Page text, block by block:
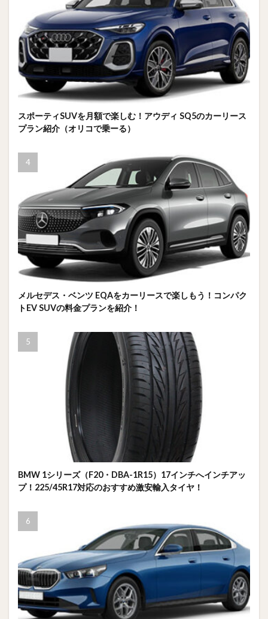
スポーティSUVを月額で楽しむ！アウディ SQ5のカーリース
プラン紹介（オリコで乗ーる）
メルセデス・ベンツ EQAをカーリースで楽しもう！コンパク
トEV SUVの料金プランを紹介！
BMW 1シリーズ（F20・DBA-1R15）17インチへインチアッ
プ！225/45R17対応のおすすめ激安輸入タイヤ！